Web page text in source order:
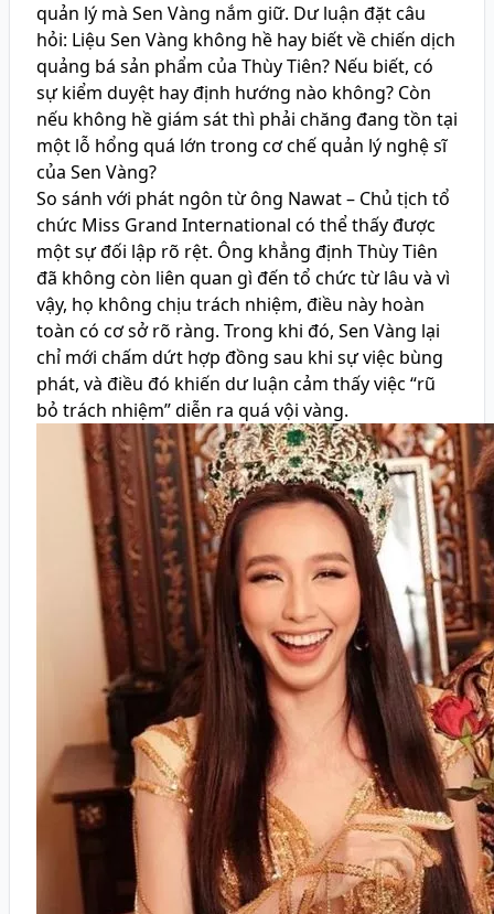
quản lý mà Sen Vàng nắm giữ. Dư luận đặt câu
hỏi: Liệu Sen Vàng không hề hay biết về chiến dịch
quảng bá sản phẩm của Thùy Tiên? Nếu biết, có
sự kiểm duyệt hay định hướng nào không? Còn
nếu không hề giám sát thì phải chăng đang tồn tại
một lỗ hổng quá lớn trong cơ chế quản lý nghệ sĩ
của Sen Vàng?
So sánh với phát ngôn từ ông Nawat – Chủ tịch tổ
chức Miss Grand International có thể thấy được
một sự đối lập rõ rệt. Ông khẳng định Thùy Tiên
đã không còn liên quan gì đến tổ chức từ lâu và vì
vậy, họ không chịu trách nhiệm, điều này hoàn
toàn có cơ sở rõ ràng. Trong khi đó, Sen Vàng lại
chỉ mới chấm dứt hợp đồng sau khi sự việc bùng
phát, và điều đó khiến dư luận cảm thấy việc “rũ
bỏ trách nhiệm” diễn ra quá vội vàng.